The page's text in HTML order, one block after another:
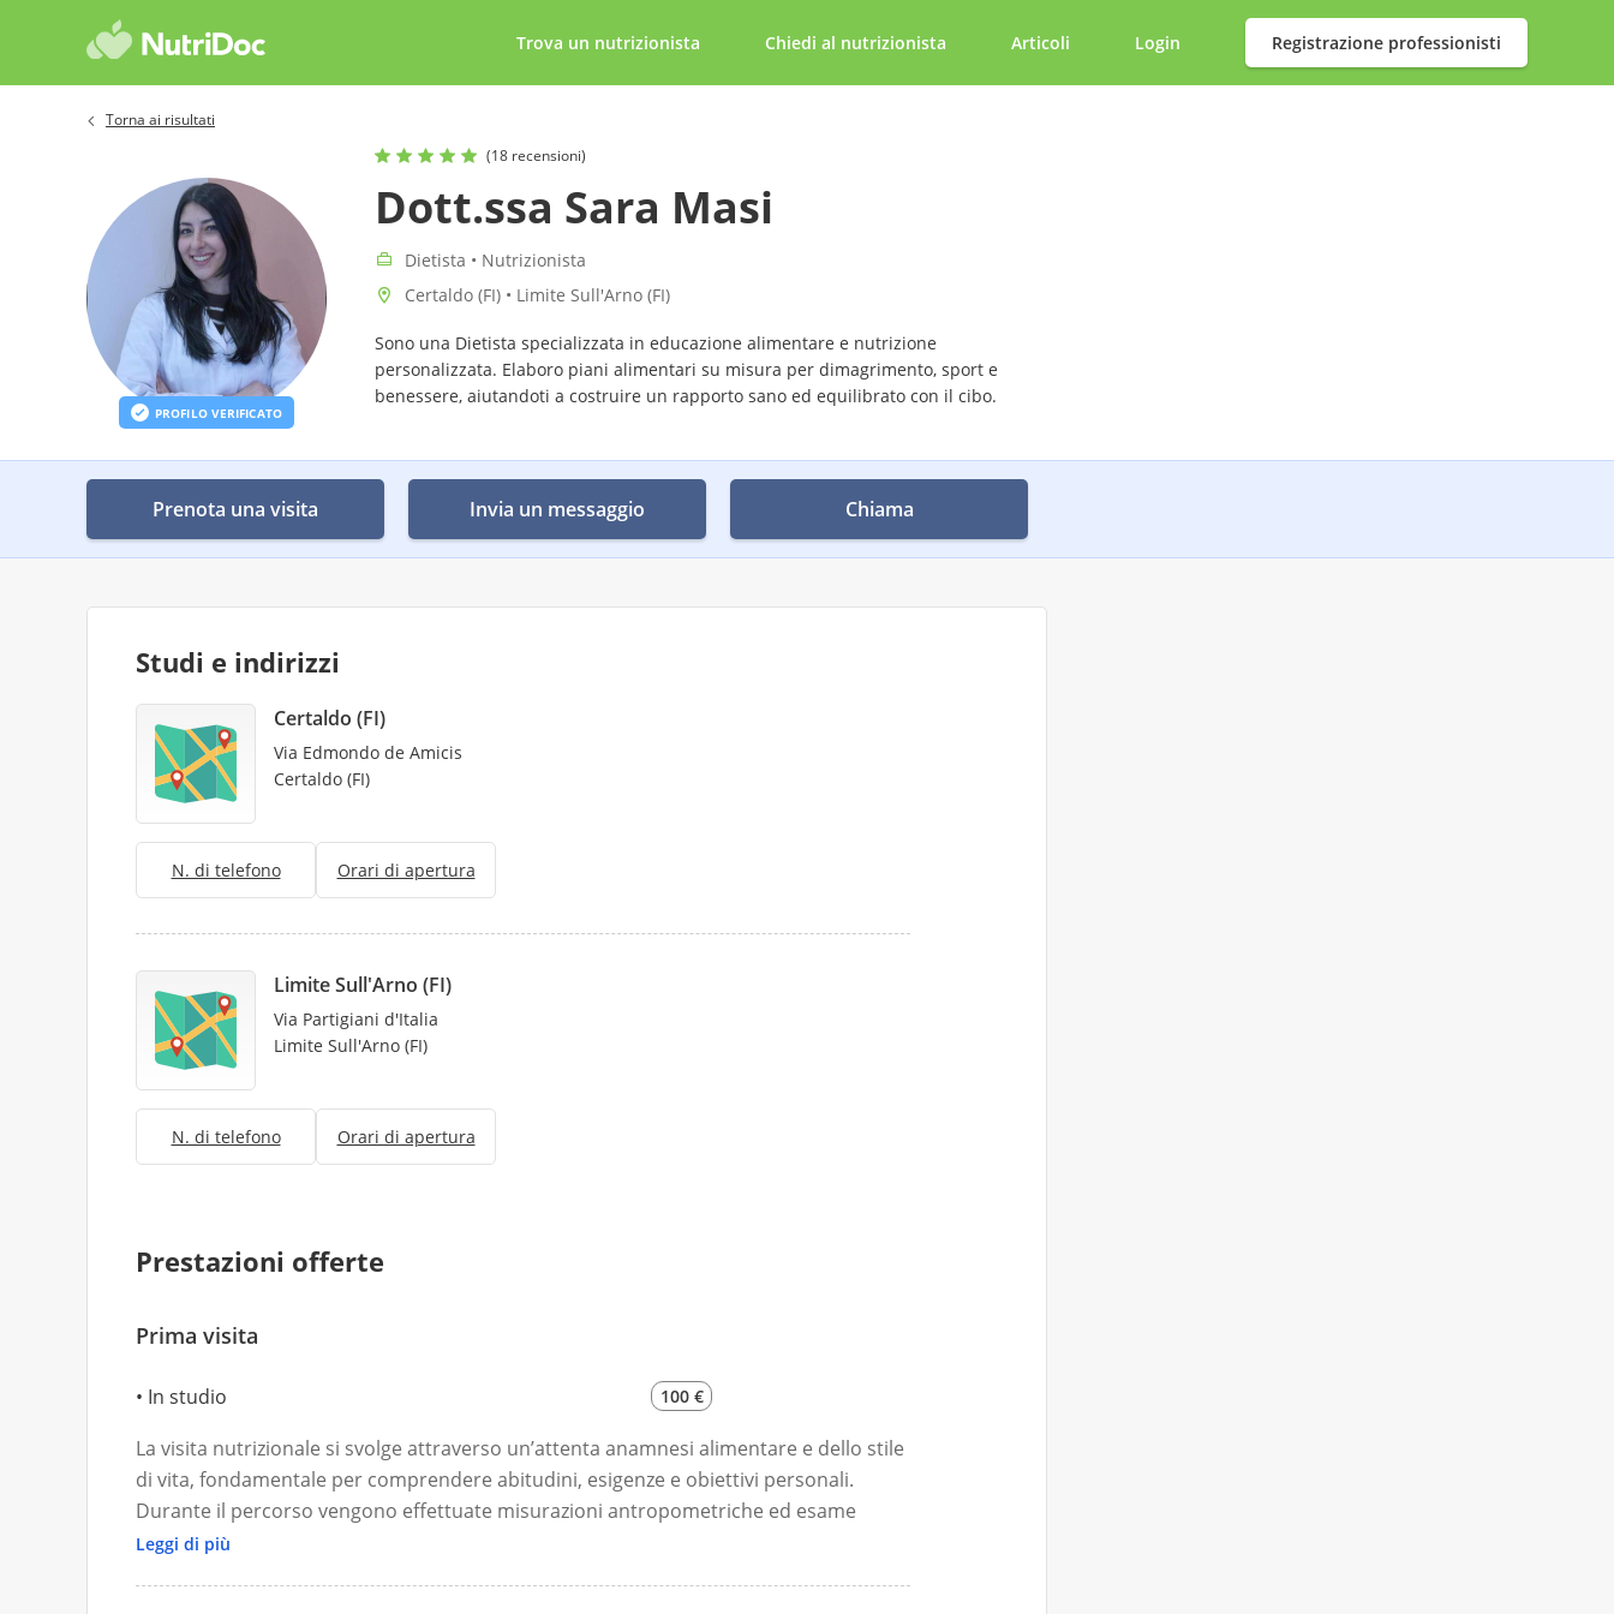
Trova un nutrizionista Chiedi al nutrizionista Articoli Login Registrazione professionisti
Torna ai risultati
PROFILO VERIFICATO
(18 recensioni)
Dott.ssa Sara Masi
Dietista • Nutrizionista
Certaldo (FI) • Limite Sull'Arno (FI)
Sono una Dietista specializzata in educazione alimentare e nutrizione
personalizzata. Elaboro piani alimentari su misura per dimagrimento, sport e
benessere, aiutandoti a costruire un rapporto sano ed equilibrato con il cibo.
Prenota una visita Invia un messaggio Chiama
Studi e indirizzi
Certaldo (FI)
Via Edmondo de Amicis
Certaldo (FI)
N. di telefono Orari di apertura
Limite Sull'Arno (FI)
Via Partigiani d'Italia
Limite Sull'Arno (FI)
N. di telefono Orari di apertura
Prestazioni offerte
Prima visita
In studio 100 €
La visita nutrizionale si svolge attraverso un’attenta anamnesi alimentare e dello stile
di vita, fondamentale per comprendere abitudini, esigenze e obiettivi personali.
Durante il percorso vengono effettuate misurazioni antropometriche ed esame
bioimpedenziometrico, utili per valutare composizione corporea, massa magra,
Leggi di più